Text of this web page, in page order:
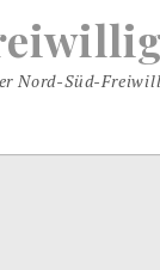
Nord-Süd-